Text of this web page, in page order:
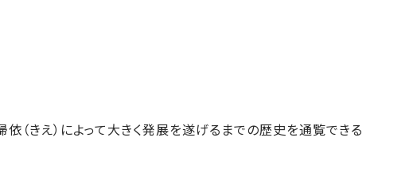
（きえ）によって大きく発展を遂げるまでの歴史を通覧できる